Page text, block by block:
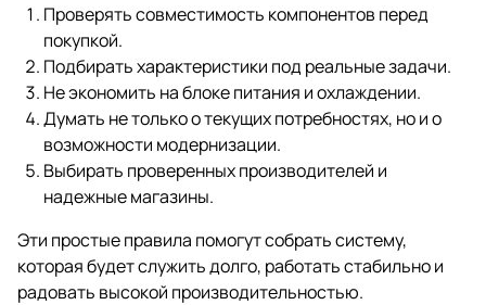
Проверять совместимость компонентов перед
покупкой.
Подбирать характеристики под реальные задачи.
Не экономить на блоке питания и охлаждении.
Думать не только о текущих потребностях, но и о
возможности модернизации.
Выбирать проверенных производителей и
надежные магазины.
Эти простые правила помогут собрать систему,
которая будет служить долго, работать стабильно и
радовать высокой производительностью.